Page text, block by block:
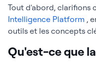
Tout d'abord, clarifions
Intelligence Platform ,
outils et les concepts
Qu'est-ce que